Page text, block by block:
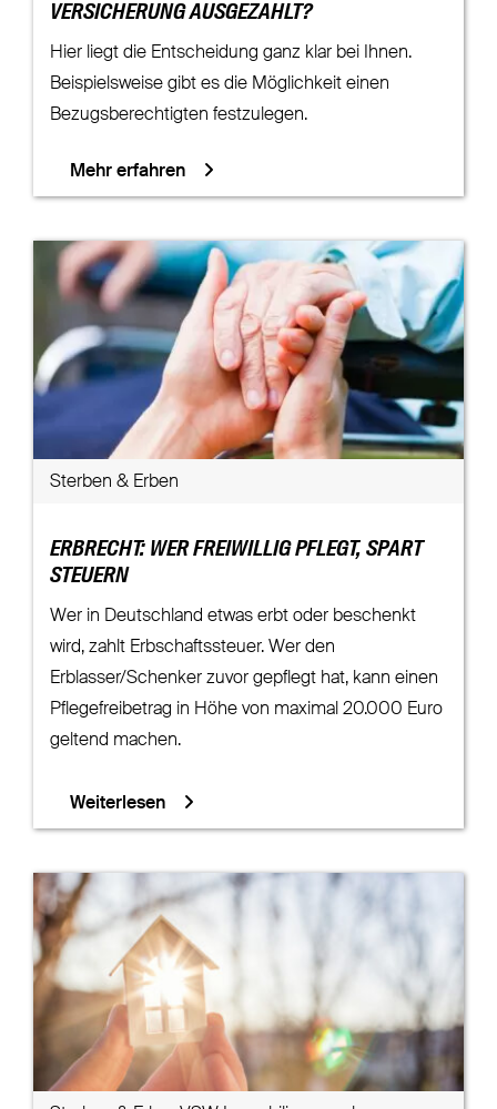
VERSICHERUNG AUSGEZAHLT?
Hier liegt die Entscheidung ganz klar bei Ihnen.
Beispielsweise gibt es die Möglichkeit einen
Bezugsberechtigten festzulegen.
Mehr erfahren
Sterben & Erben
ERBRECHT: WER FREIWILLIG PFLEGT, SPART
STEUERN
Wer in Deutschland etwas erbt oder beschenkt
wird, zahlt Erbschaftssteuer. Wer den
Erblasser/Schenker zuvor gepflegt hat, kann einen
Pflegefreibetrag in Höhe von maximal 20.000 Euro
geltend machen.
Weiterlesen